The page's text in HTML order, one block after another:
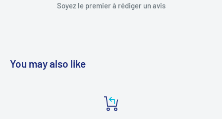
Soyez le premier à rédiger un avis
You may also like